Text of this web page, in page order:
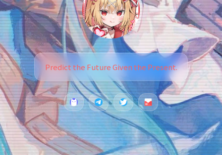
Predict the Future Given the Present.